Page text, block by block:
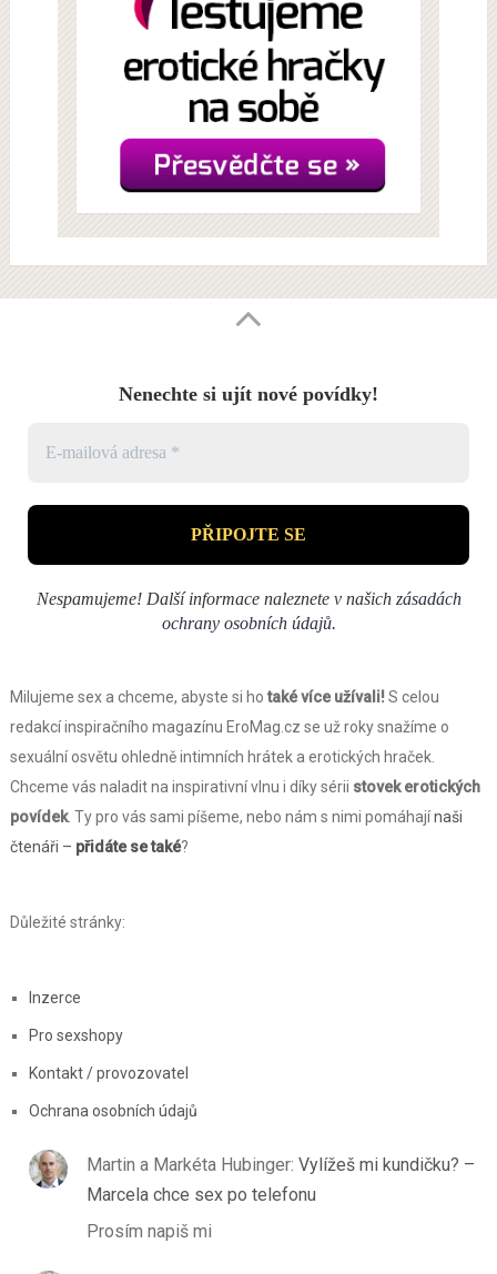
Nenechte si ujít nové povídky!
Nespamujeme! Další informace naleznete v našich zásadách
ochrany osobních údajů.
Milujeme sex a chceme, abyste si hotaké více užívali!S celou
redakcí inspiračního magazínu EroMag.cz se už roky snažíme o
sexuální osvětu ohledně intimních hrátek a erotických hraček.
Chceme vás naladit na inspirativní vlnu i díky sérii stovek erotických
povídek. Ty pro vás sami píšeme, nebo nám s nimi pomáhajínaši
čtenáři – přidáte se také?
Důležité stránky:
Inzerce
Pro sexshopy
Kontakt / provozovatel
Ochrana osobních údajů
Martin a Markéta Hubinger: Vylížeš mi kundičku? –
Marcela chce sex po telefonu
Prosím napiš mi